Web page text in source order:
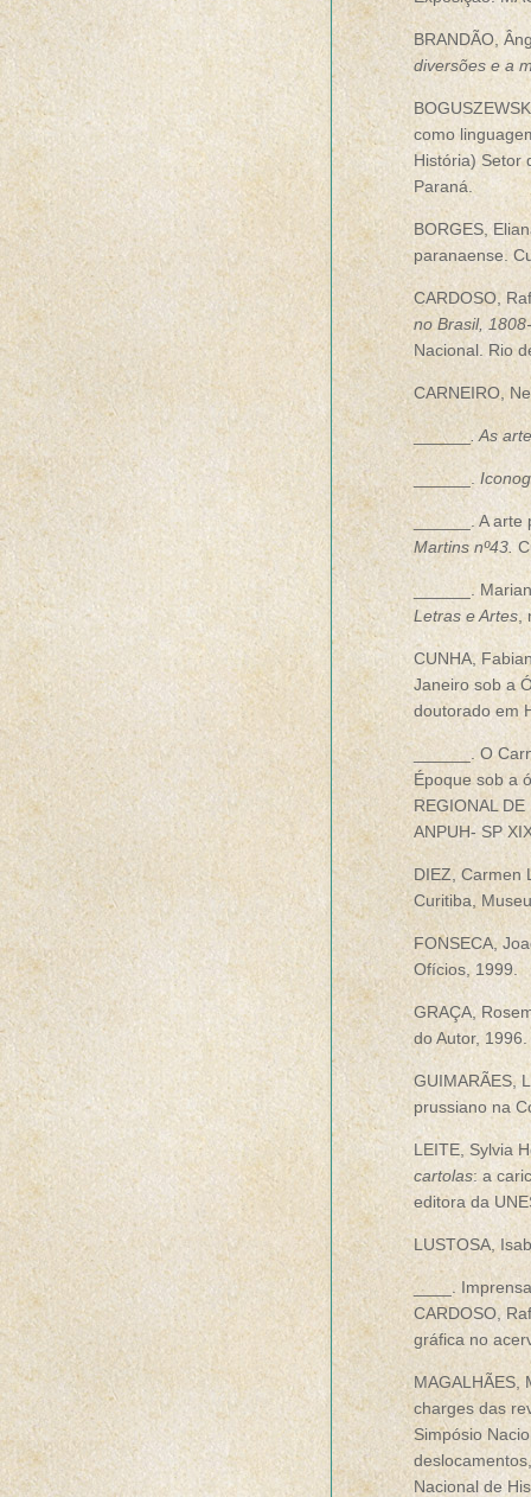
BRANDÃO,
diversões e a
como
História) Setor
Paraná.
BORGES,
paranaense.
CARDOSO,
no Brasil,
Nacional. Rio
CARNEIRO,
______ . As
______.
______. A
Martins nº43.
______.
Letras e Artes
CUNHA,
Janeiro sob a
doutorado em
______. O
Époque sob a
REGIONAL
ANPUH- SP
DIEZ, Carmen
Curitiba,
FONSECA,
Ofícios, 1999.
GRAÇA,
do Autor, 1996.
GUIMARÃES,
prussiano na
LEITE, Sylvia
cartolas: a
editora da
LUSTOSA,
____.
CARDOSO,
gráfica no
MAGALHÃES,
charges das
Simpósio
Nacional de